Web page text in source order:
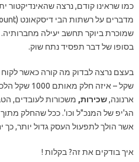
כמו שראינו קודם, נרצה שהאינדיקטור
שמוכרת ביוקר תחשב יעילה
בסופו של דבר תפסיד נתח שוק.
שקל – איזה
ארנונה,שכירות,משכורות לעובדים,
אשר הולך לתפעול העסק גדול יותר, כך
איך בודקים את זה? בקלות !